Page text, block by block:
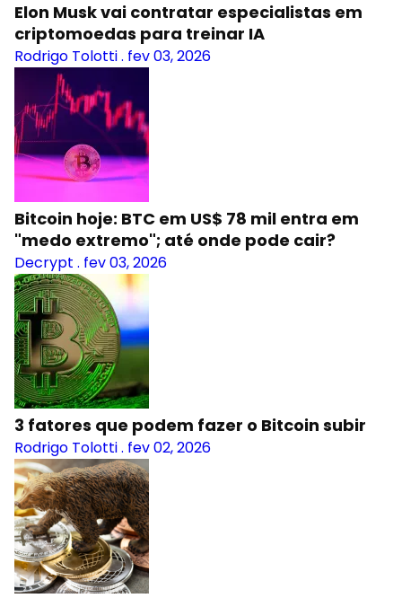
Elon Musk vai contratar especialistas em
criptomoedas para treinar IA
Rodrigo Tolotti. fev 03, 2026
Bitcoin hoje: BTC em US$ 78 mil entra em
"medo extremo"; até onde pode cair?
Decrypt . fev 03, 2026
3 fatores que podem fazer o Bitcoin subir
Rodrigo Tolotti. fev 02, 2026